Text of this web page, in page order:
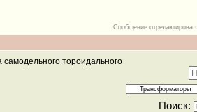
Сообщение отредактировал
самодельного тороидального
Поиск: